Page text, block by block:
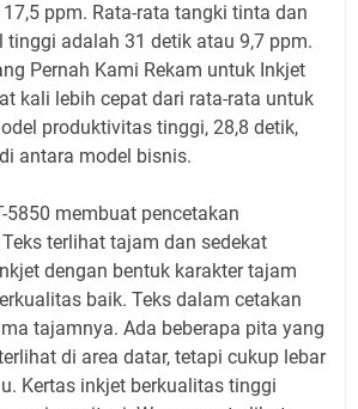
ppm. Rata-rata tangki tinta dan
tinggi adalah 31 detik atau 9,7 ppm.
Pernah Kami Rekam untuk Inkjet
kali lebih cepat dari rata-rata untuk
produktivitas tinggi, 28,8 detik,
antara model bisnis.
5850 membuat pencetakan
terlihat tajam dan sedekat
dengan bentuk karakter tajam
baik. Teks dalam cetakan
tajamnya. Ada beberapa pita yang
di area datar, tetapi cukup lebar
Kertas inkjet berkualitas tinggi